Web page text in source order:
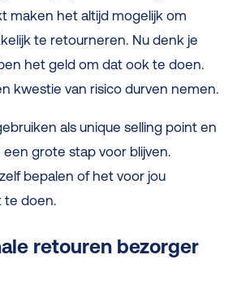
maken het altijd mogelijk om
te retourneren. Nu denk je
het geld om dat ook te doen.
kwestie van risico durven nemen.
als unique selling point en
grote stap voor blijven.
bepalen of het voor jou
te doen.